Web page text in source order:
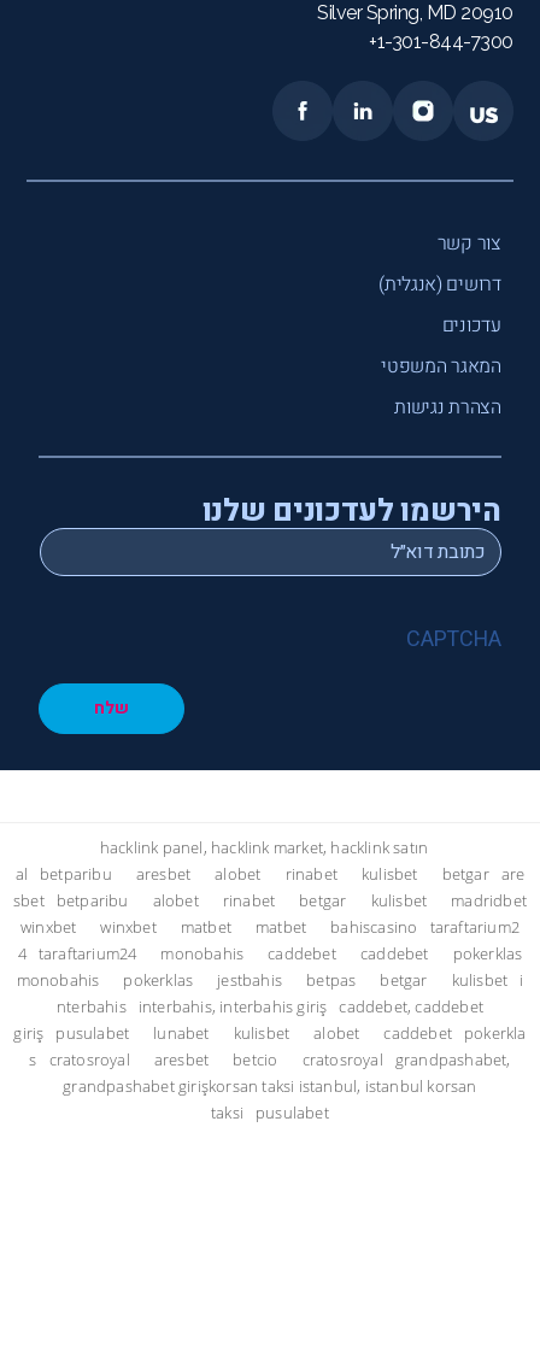
Silver Spring, MD 20910
1-301-844-7300+
צור קשר
דרושים (אנגלית)
עדכונים
המאגר המשפטי
הצהרת נגישות
הירשמו לעדכונים שלנו
Email
*
CAPTCHA
שלח
hacklink panel, hacklink market, hacklink satın
al
betparibu aresbet alobet rinabet kulisbet betgar
are
sbet
betparibu alobet rinabet betgar kulisbet
madridbet
winxbet
winxbet matbet matbet bahiscasino
taraftarium2
4 taraftarium24 monobahis caddebet caddebet
pokerklas
monobahis
pokerklas jestbahis betpas betgar kulisbet
i
nterbahis
interbahis, interbahis giriş
caddebet, caddebet
giriş
pusulabet lunabet kulisbet alobet caddebet
pokerkla
s
cratosroyal aresbet betcio cratosroyal
grandpashabet,
grandpashabet girişkorsan taksi istanbul, istanbul korsan
taksi
pusulabet